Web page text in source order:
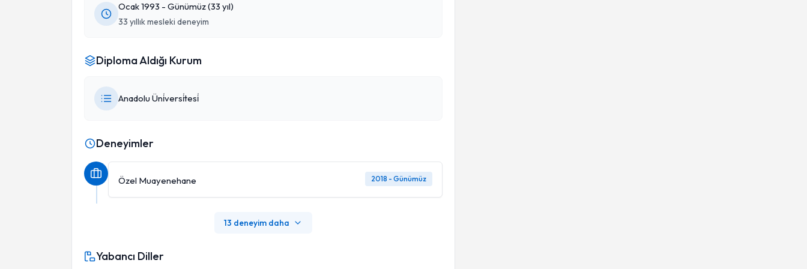
Ocak 1993 - Günümüz (33 yıl)
33 yıllık mesleki deneyim
Diploma Aldığı Kurum
Anadolu Üni̇versi̇tesi̇
Deneyimler
Özel Muayenehane 2018 - Günümüz
13 deneyim daha
Yabancı Diller